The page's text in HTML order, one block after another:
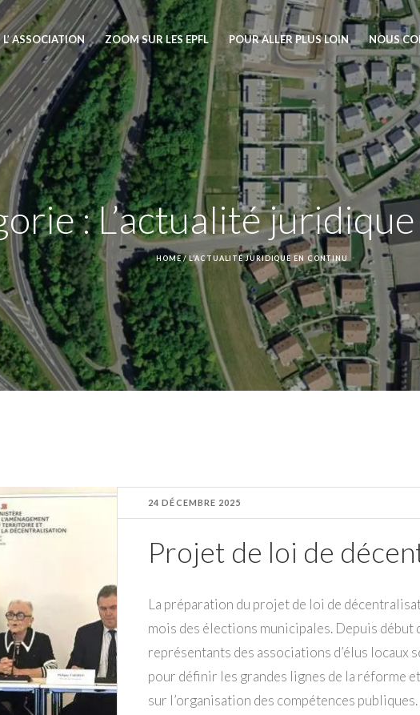
L’ ASSOCIATION ZOOM SUR LES EPFL POUR ALLER PLUS LOIN NOUS
:L’actualité
HOME /L’ACTUALITÉ JURIDIQUE EN CONTINU
24 DÉCEMBRE 2025
Projet de loi de
La préparation du projet de loi de
mois des élections municipales. Depuis
représentants des associations d’élus locaux
pour définir les grandes lignes de la réforme
sur l’organisation des compétences